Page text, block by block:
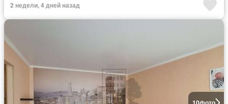
2 недели, 4 дней назад